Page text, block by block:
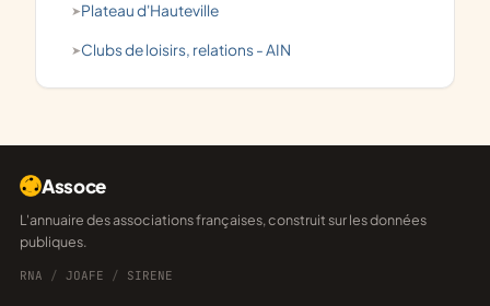
Plateau d'Hauteville
clubs de loisirs, relations - AIN
Assoce
L'annuaire des associations françaises, construit sur les données
publiques.
RNA / JOAFE / SIRENE